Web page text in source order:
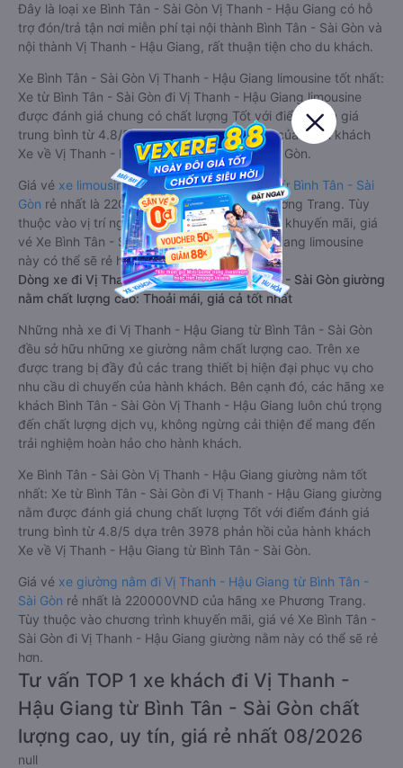
Đây là loại xe Bình Tân - Sài Gòn Vị Thanh - Hậu Giang có hỗ
trợ đón/trả tận nơi miễn phí tại nội thành Bình Tân - Sài Gòn và
nội thành Vị Thanh - Hậu Giang, rất thuận tiện cho du khách.
Xe Bình Tân - Sài Gòn Vị Thanh - Hậu Giang limousine tốt nhất:
Xe từ Bình Tân - Sài Gòn đi Vị Thanh - Hậu Giang limousine
được đánh giá chung có chất lượng Tốt với điểm đánh giá
trung bình từ 4.8/5 dựa trên 3978 phản hồi của hành khách
Xe về Vị Thanh - Hậu Giang từ Bình Tân - Sài Gòn.
Giá vé xe limousine đi Vị Thanh - Hậu Giang từ Bình Tân - Sài
Gòn rẻ nhất là 220000VND của hãng xe Phương Trang. Tùy
thuộc vào vị trí ngồi của bạn và chương trình khuyến mãi, giá
vé Xe Bình Tân - Sài Gòn đi Vị Thanh - Hậu Giang limousine
này có thể sẽ rẻ hơn
Dòng xe đi Vị Thanh - Hậu Giang từ Bình Tân - Sài Gòn giường
nằm chất lượng cao: Thoải mái, giá cả tốt nhất
Những nhà xe đi Vị Thanh - Hậu Giang từ Bình Tân - Sài Gòn
đều sở hữu những xe giường nằm chất lượng cao. Trên xe
được trang bị đầy đủ các trang thiết bị hiện đại phục vụ cho
nhu cầu di chuyển của hành khách. Bên cạnh đó, các hãng xe
khách Bình Tân - Sài Gòn Vị Thanh - Hậu Giang luôn chú trọng
đến chất lượng dịch vụ, không ngừng cải thiện để mang đến
trải nghiệm hoàn hảo cho hành khách.
Xe Bình Tân - Sài Gòn Vị Thanh - Hậu Giang giường nằm tốt
nhất: Xe từ Bình Tân - Sài Gòn đi Vị Thanh - Hậu Giang giường
nằm được đánh giá chung chất lượng Tốt với điểm đánh giá
trung bình từ 4.8/5 dựa trên 3978 phản hồi của hành khách
Xe về Vị Thanh - Hậu Giang từ Bình Tân - Sài Gòn.
Giá vé xe giường nằm đi Vị Thanh - Hậu Giang từ Bình Tân -
Sài Gòn rẻ nhất là 220000VND của hãng xe Phương Trang.
Tùy thuộc vào chương trình khuyến mãi, giá vé Xe Bình Tân -
Sài Gòn đi Vị Thanh - Hậu Giang giường nằm này có thể sẽ rẻ
hơn.
Tư vấn TOP 1 xe khách đi Vị Thanh -
Hậu Giang từ Bình Tân - Sài Gòn chất
lượng cao, uy tín, giá rẻ nhất 08/2026
null